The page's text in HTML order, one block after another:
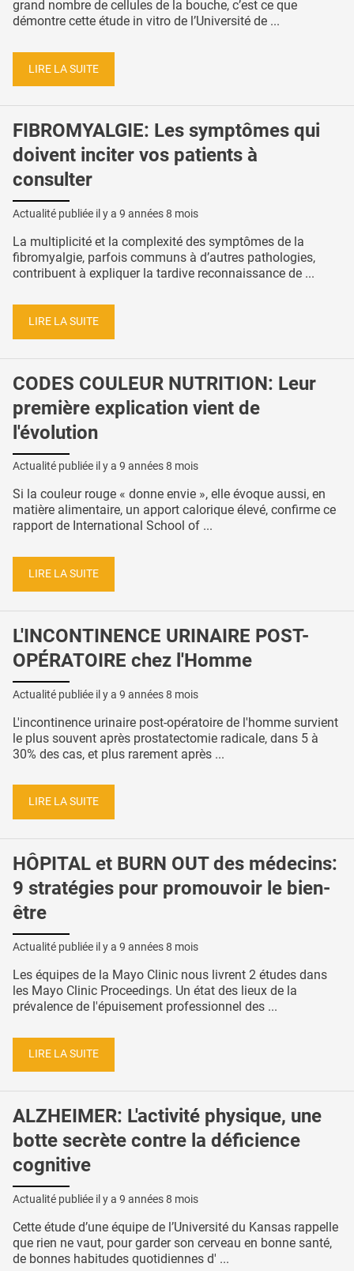
grand nombre de cellules de la bouche, c’est ce que
démontre cette étude in vitro de l’Université de ...
LIRE LA SUITE
FIBROMYALGIE: Les symptômes qui
doivent inciter vos patients à
consulter
Actualité publiée il y a 9 années 8 mois
La multiplicité et la complexité des symptômes de la
fibromyalgie, parfois communs à d’autres pathologies,
contribuent à expliquer la tardive reconnaissance de ...
LIRE LA SUITE
CODES COULEUR NUTRITION: Leur
première explication vient de
l'évolution
Actualité publiée il y a 9 années 8 mois
Si la couleur rouge « donne envie », elle évoque aussi, en
matière alimentaire, un apport calorique élevé, confirme ce
rapport de International School of ...
LIRE LA SUITE
L'INCONTINENCE URINAIRE POST-
OPÉRATOIRE chez l'Homme
Actualité publiée il y a 9 années 8 mois
L'incontinence urinaire post-opératoire de l'homme survient
le plus souvent après prostatectomie radicale, dans 5 à
30% des cas, et plus rarement après ...
LIRE LA SUITE
HÔPITAL et BURN OUT des médecins:
9 stratégies pour promouvoir le bien-
être
Actualité publiée il y a 9 années 8 mois
Les équipes de la Mayo Clinic nous livrent 2 études dans
les Mayo Clinic Proceedings. Un état des lieux de la
prévalence de l'épuisement professionnel des ...
LIRE LA SUITE
ALZHEIMER: L'activité physique, une
botte secrète contre la déficience
cognitive
Actualité publiée il y a 9 années 8 mois
Cette étude d’une équipe de l’Université du Kansas rappelle
que rien ne vaut, pour garder son cerveau en bonne santé,
de bonnes habitudes quotidiennes d' ...